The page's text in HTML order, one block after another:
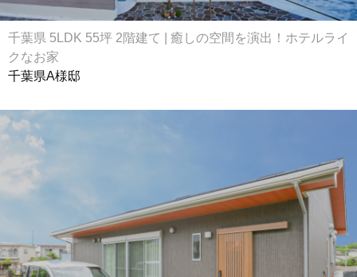
千葉県 5LDK 55坪 2階建て | 癒しの空間を演出！ホテルライ
クなお家
千葉県A様邸